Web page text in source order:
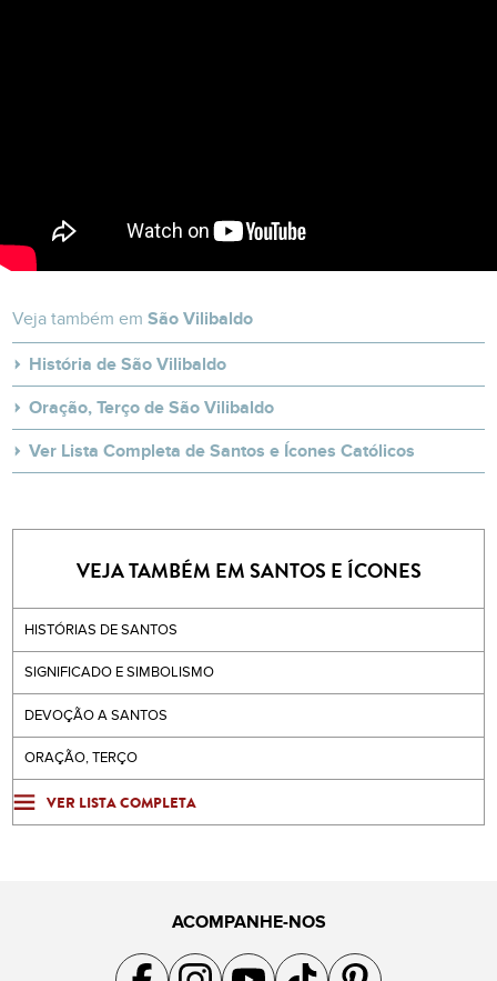
Veja também emSão Vilibaldo
História de São Vilibaldo
Oração, Terço de São Vilibaldo
Ver Lista Completa de Santos e Ícones Católicos
VEJA TAMBÉM EM SANTOS E ÍCONES
HISTÓRIAS DE SANTOS
SIGNIFICADO E SIMBOLISMO
DEVOÇÃO A SANTOS
ORAÇÃO, TERÇO
VER LISTA COMPLETA
ACOMPANHE-NOS
Acompanhe a gente no Facebook
Acompanhe a gente no Instagram
Acompanhe a gente no YouTube
Acompanhe a gente no TikTok
Acompanhe a gente no